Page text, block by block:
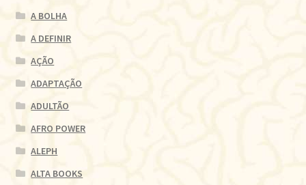
A BOLHA
A DEFINIR
AÇÃO
ADAPTAÇÃO
ADULTÃO
AFRO POWER
ALEPH
ALTA BOOKS